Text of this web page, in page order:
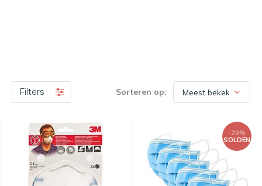
Filters Sorteren op:
-29%
SOLDEN